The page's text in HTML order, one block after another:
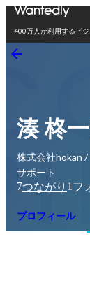
400万人が利用するビジ
湊 柊
株式会社hokan
サポート
7つながり 1 フ
プロフィール